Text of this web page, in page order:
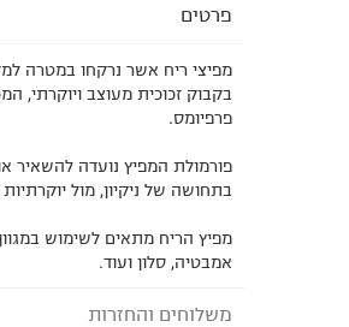
פרטים
מפיצי ריח אשר נרקחו במטרה
בקבוק זכוכית מעוצב ויוקרתי,
פרפיומס.
פורמולת המפיץ נועדה להשאיר
בתחושה של ניקיון, מול
מפיץ הריח מתאים לשימוש
אמבטיה, סלון ועוד.
משלוחים והחזרות